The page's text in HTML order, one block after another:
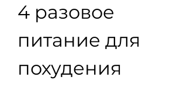
4 разовое
питание для
похудения